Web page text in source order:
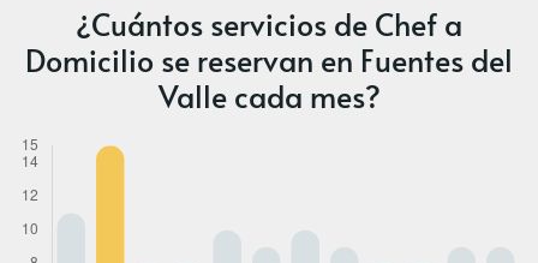
¿Cuántos servicios de Chef a
Domicilio se reservan en Fuentes del
Valle cada mes?